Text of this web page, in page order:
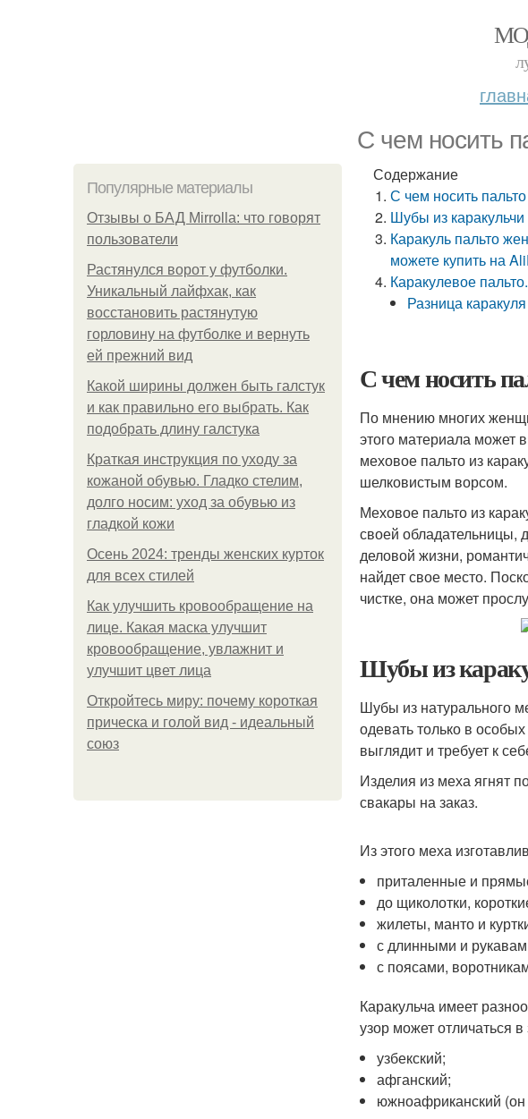
С чем носить
Популярные материалы
Отзывы о БАД Mirrolla: что говорят
пользователи
Растянулся ворот у футболки.
Уникальный лайфхак, как
восстановить растянутую
горловину на футболке и вернуть
ей прежний вид
Какой ширины должен быть галстук
и как правильно его выбрать. Как
подобрать длину галстука
Краткая инструкция по уходу за
кожаной обувью. Гладко стелим,
долго носим: уход за обувью из
гладкой кожи
Осень 2024: тренды женских курток
для всех стилей
Как улучшить кровообращение на
лице. Какая маска улучшит
кровообращение, увлажнит и
улучшит цвет лица
Откройтесь миру: почему короткая
прическа и голой вид - идеальный
союз
Содержание
С чем носить
Шубы из
Каракуль пальто
можете купить на
Каракулевое
Разница
С чем носить
По мнению многих
этого материала может
меховое пальто из
шелковистым ворсом.
Меховое пальто из
своей обладательницы,
деловой жизни,
найдет свое место.
чистке, она может
Шубы из
Шубы из натурального
одевать только в
выглядит и требует к
Изделия из меха ягнят
свакары на заказ.
Из этого меха
приталенные и
до щиколотки,
жилеты, манто и
с длинными и
с поясами,
Каракульча имеет
узор может отличаться
узбекский;
афганский;
южноафриканский (он